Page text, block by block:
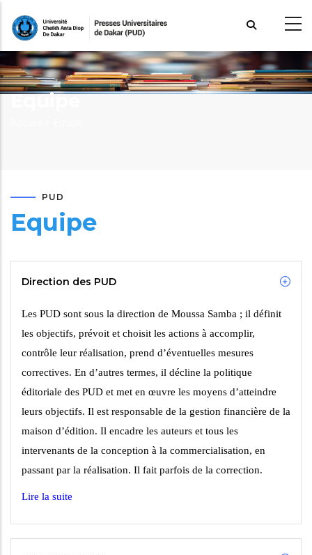
contenu
principal
Equipe
PUD
Equipe
Direction des PUD
Les PUD sont sous la direction de Moussa Samba ; il définit
les objectifs, prévoit et choisit les actions à accomplir,
contrôle leur réalisation, prend d’éventuelles mesures
correctives. En d’autres termes, il décline la politique
éditoriale des PUD et met en œuvre les moyens d’atteindre
leurs objectifs. Il est responsable de la gestion financière de la
maison d’édition. Il encadre les auteurs et tous les
intervenants de la conception à la commercialisation, en
passant par la réalisation. Il fait parfois de la correction.
Lire la suite